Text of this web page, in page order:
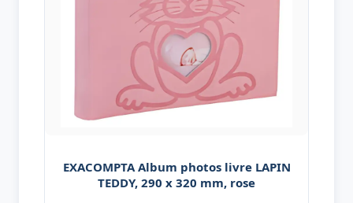
EXACOMPTA Album photos livre LAPIN
TEDDY, 290 x 320 mm, rose